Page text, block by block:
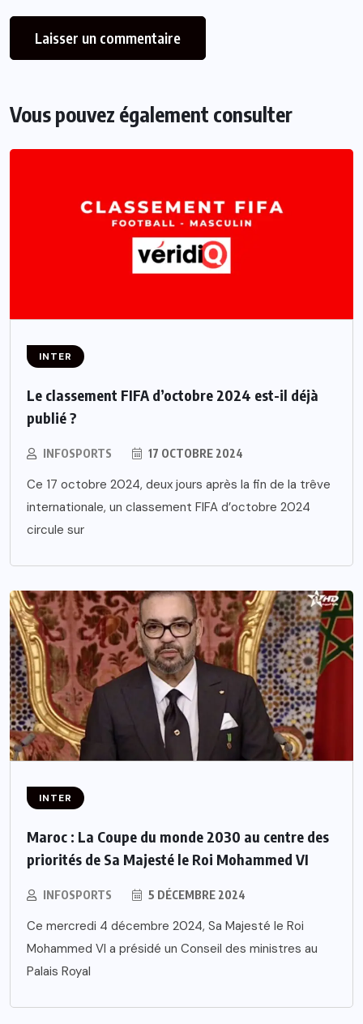
Vous pouvez également consulter
INTER
Le classement FIFA d’octobre 2024 est-il déjà
publié ?
INFOSPORTS 17 OCTOBRE 2024
Ce 17 octobre 2024, deux jours après la fin de la trêve
internationale, un classement FIFA d’octobre 2024
circule sur
INTER
Maroc : La Coupe du monde 2030 au centre des
priorités de Sa Majesté le Roi Mohammed VI
INFOSPORTS 5 DÉCEMBRE 2024
Ce mercredi 4 décembre 2024, Sa Majesté le Roi
Mohammed VI a présidé un Conseil des ministres au
Palais Royal